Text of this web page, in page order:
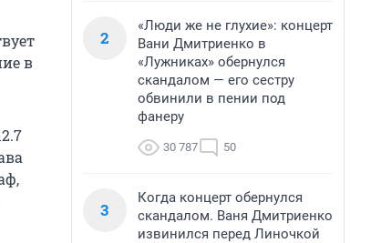
в
2
«Люди же не глухие»: концерт
Вани Дмитриенко в
«Лужниках» обернулся
скандалом — его сестру
обвинили в пении под
фанеру
30 787 50
3
Когда концерт обернулся
скандалом. Ваня Дмитриенко
извинился перед Линочкой